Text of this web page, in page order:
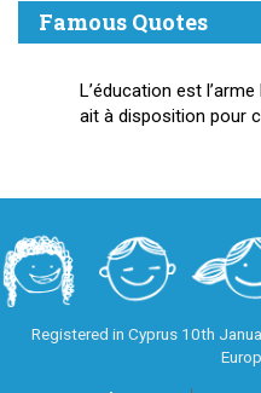
Famous Quotes
L’éducation est
ait à disposition pour
Registered in Cyprus 10th